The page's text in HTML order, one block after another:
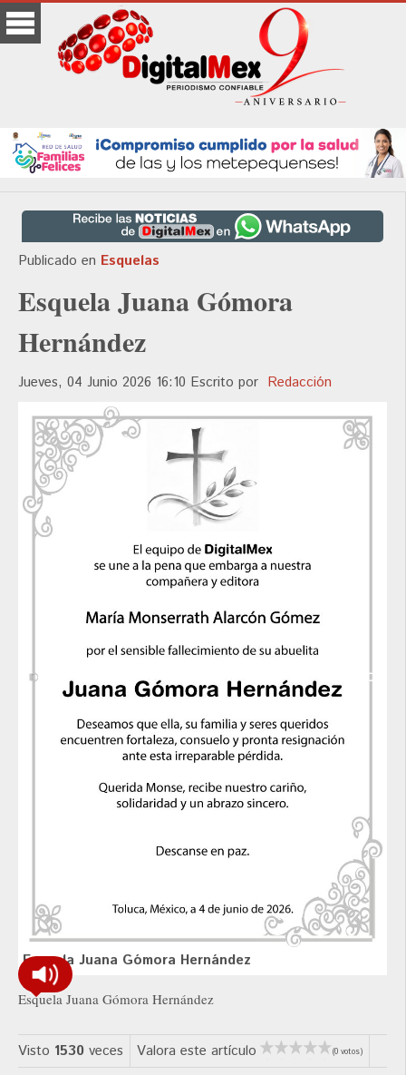
Publicado en Esquelas
Esquela Juana Gómora
Hernández
Jueves, 04 Junio 2026 16:10 Escrito por Redacción
Esquela Juana Gómora Hernández
Esquela Juana Gómora Hernández
Visto 1530 veces Valora este artículo (0 votos)